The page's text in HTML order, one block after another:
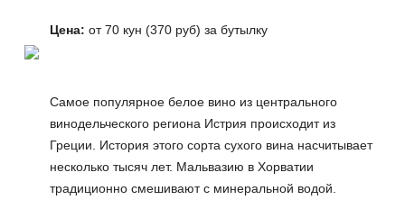
Цена: от 70 кун (370 руб) за бутылку
Самое популярное белое вино из центрального
винодельческого региона Истрия происходит из
Греции. История этого сорта сухого вина насчитывает
несколько тысяч лет. Мальвазию в Хорватии
традиционно смешивают с минеральной водой.